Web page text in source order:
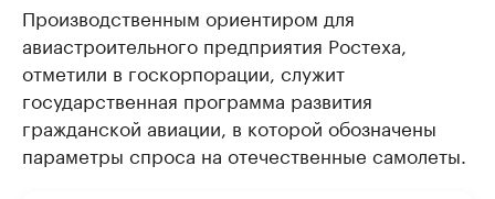
Производственным ориентиром для
авиастроительного предприятия Ростеха,
отметили в госкорпорации, служит
государственная программа развития
гражданской авиации, в которой обозначены
параметры спроса на отечественные самолеты.